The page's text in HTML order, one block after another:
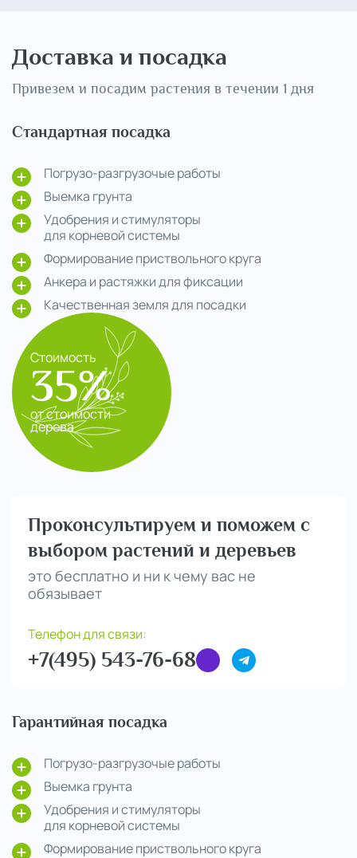
Доставка и посадка
Привезем и посадим растения в течении 1 дня
Стандартная посадка
Погрузо-разгрузочые работы
Выемка грунта
Удобрения и стимуляторы
для корневой системы
Формирование приствольного круга
Анкера и растяжки для фиксации
Качественная земля для посадки
Стоимость
35%
от стоимости
дерева
Проконсультируем и поможем с
выбором растений и деревьев
это бесплатно и ни к чему вас не
обязывает
Телефон для связи:
+7(495) 543-76-68
Гарантийная посадка
Погрузо-разгрузочые работы
Выемка грунта
Удобрения и стимуляторы
для корневой системы
Формирование приствольного круга